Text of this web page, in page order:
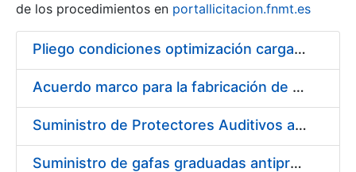
Show/Hide
de los procedimientos en portallicitacion.fnmt.es
Pliego condiciones optimización cargas compras firmado
Acuerdo marco para la fabricación de piezas
Suministro de Protectores Auditivos a medida para las personas trabajadoras de los Centros de Trabajo de Madrid y Burgos
Suministro de gafas graduadas antiproyecciones para los trabajadores de la FNMT-RCM en los centros de trabajo de Madrid y Burgos